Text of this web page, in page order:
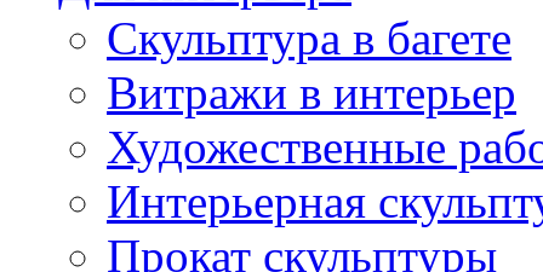
Скульптура в багете
Витражи в интерьер
Художественные
Интерьерная
Прокат скульптуры